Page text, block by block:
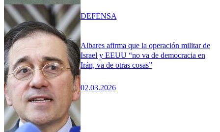
Albares afirma que la operación militar de
Israel y EEUU “no va de democracia en
Irán, va de otras cosas”
02.03.2026
DEFENSA